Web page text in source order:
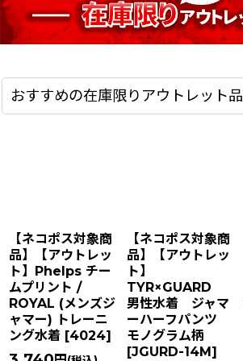
おすすめの在庫限りアウトレット品
【ネコポス対象商
品】【アウトレッ
ト】Phelps チー
ムプリント /
ROYAL (メンズジ
ャマー) トレーニ
ング水着 [4024]
【ネコポス対象商
品】【アウトレッ
ト】
TYR×GUARD
男性水着 ジャマ
ーハーフパンツ
モノグラム柄
[JGURD-14M]